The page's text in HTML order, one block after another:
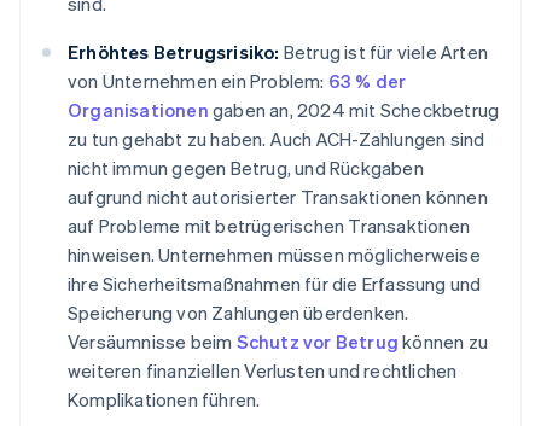
Erhöhtes Betrugsrisiko: Betrug ist für viele Arten
von Unternehmen ein Problem: 63 % der
Organisationen gaben an, 2024 mit Scheckbetrug
zu tun gehabt zu haben. Auch ACH-Zahlungen sind
nicht immun gegen Betrug, und Rückgaben
aufgrund nicht autorisierter Transaktionen können
auf Probleme mit betrügerischen Transaktionen
hinweisen. Unternehmen müssen möglicherweise
ihre Sicherheitsmaßnahmen für die Erfassung und
Speicherung von Zahlungen überdenken.
Versäumnisse beim Schutz vor Betrug können zu
weiteren finanziellen Verlusten und rechtlichen
Komplikationen führen.